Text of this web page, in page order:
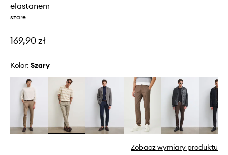
elastanem
szare
169,90 zł
Kolor: szary
Zobacz wymiary produktu